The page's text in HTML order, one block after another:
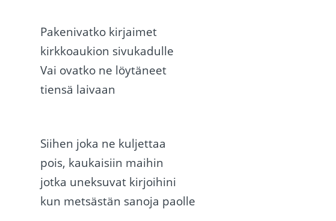
Pakenivatko kirjaimet
kirkkoaukion sivukadulle
Vai ovatko ne löytäneet
tiensä laivaan
Siihen joka ne kuljettaa
pois, kaukaisiin maihin
jotka uneksuvat kirjoihini
kun metsästän sanoja paolle